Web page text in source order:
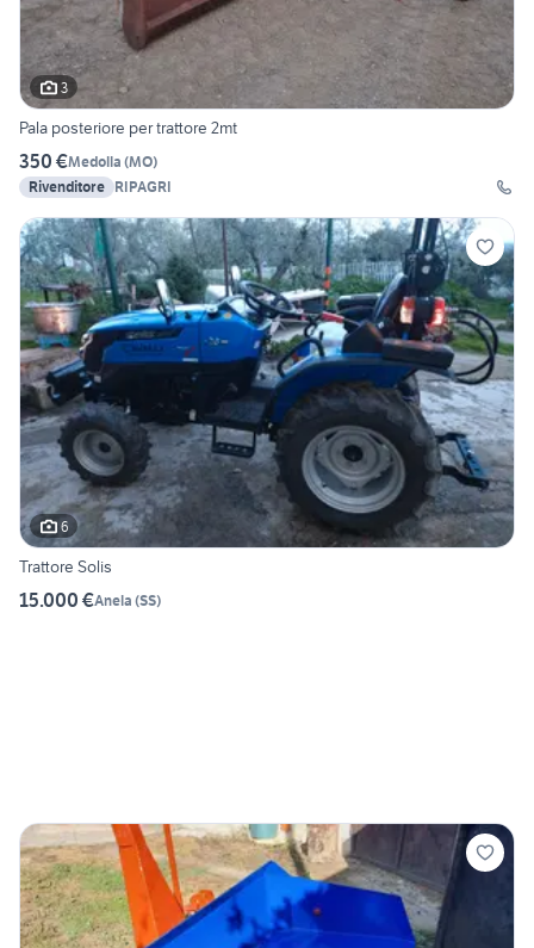
3
Pala posteriore per trattore 2mt
350 €Medolla (MO)
Rivenditore RIPAGRI
6
Trattore Solis
15.000 €Anela (SS)